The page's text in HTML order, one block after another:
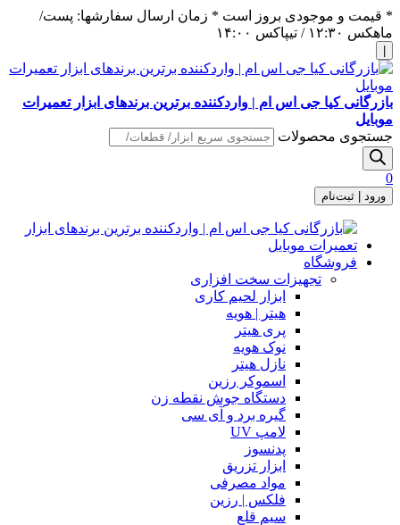
* قیمت و موجودی بروز است * زمان ارسال سفارشها: پست/
ماهکس ١٢:٣٠ / تیپاکس ١۴:٠٠
بازرگانی کیا جی اس ام | واردکننده برترین برندهای ابزار تعمیرات
موبایل
جستجوی محصولات
0
ورود | ثبت‌نام
فروشگاه
تجهیزات سخت افزاری
ابزار لحیم کاری
هیتر | هویه
پری هیتر
نوک هویه
نازل هیتر
اسموکر رزین
دستگاه جوش نقطه زن
گیره برد و آی سی
لامپ UV
پدنسوز
ابزار تزریق
مواد مصرفی
فلکس | رزین
سیم قلع